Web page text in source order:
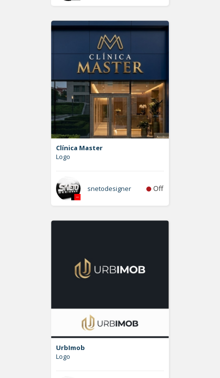
Clínica Master
Logo
snetodesigner Off
UrbImob
Logo